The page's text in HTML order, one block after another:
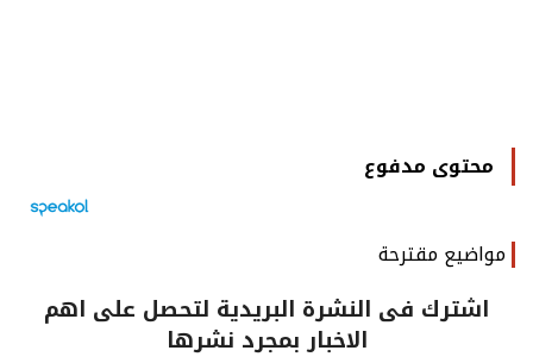
محتوى مدفوع
مواضيع مقترحة
اشترك فى النشرة البريدية لتحصل على اهم
الاخبار بمجرد نشرها